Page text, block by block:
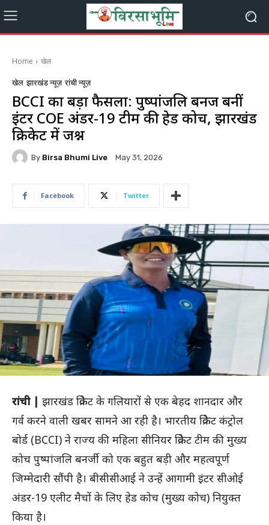
Home खेल
खेल झारखंड न्यूज़ रांची न्यूज़
BCCI का बड़ा फैसला: पुष्पांजलि बनर्जी बनीं
इंटर COE अंडर-19 टीम की हेड कोच, झारखंड
क्रिकेट में जश्न
By Birsa Bhumi Live May 31, 2026
Facebook Twitter
रांची | झारखंड क्रिकेट के गलियारों से एक बेहद शानदार और
गर्व करने वाली खबर सामने आ रही है। भारतीय क्रिकेट कंट्रोल
बोर्ड (BCCI) ने राज्य की महिला सीनियर क्रिकेट टीम की मुख्य
कोच पुष्पांजलि बनर्जी को एक बहुत बड़ी और महत्वपूर्ण
जिम्मेदारी सौंपी है। बीसीसीआई ने उन्हें आगामी इंटर सीओई
अंडर-19 एलीट मैचों के लिए हेड कोच (मुख्य कोच) नियुक्त
किया है।